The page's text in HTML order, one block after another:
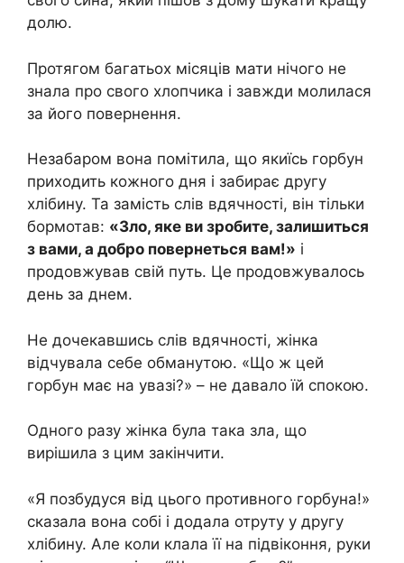
долю.
Протягом багатьох місяців мати нічого не
знала про свого хлопчика і завжди молилася
за його повернення.
Незабаром вона помітила, що якиїсь горбун
приходить кожного дня і забирає другу
хлібину. Та замість слів вдячності, він тільки
бормотав: «Зло, яке ви зробите, залишиться
з вами, а добро повернеться вам!» і
продовжував свій путь. Це продовжувалось
день за днем.
Не дочекавшись слів вдячності, жінка
відчувала себе обманутою. «Що ж цей
горбун має на увазі?» – не давало їй спокою.
Одного разу жінка була така зла, що
вирішила з цим закінчити.
«Я позбудуся від цього противного горбуна!»
сказала вона собі і додала отруту у другу
хлібину. Але коли клала її на підвіконня, руки